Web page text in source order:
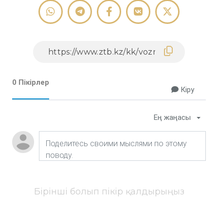
0 Пікірлер
Кіру
Ең жаңасы
Бірінші болып пікір қалдырыңыз